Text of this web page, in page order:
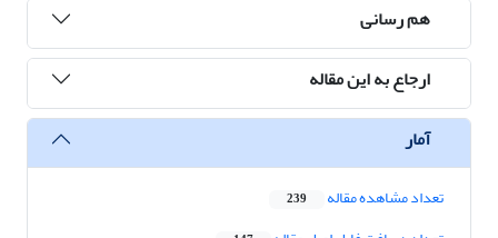
هم رسانی
ارجاع به این مقاله
آمار
تعداد مشاهده مقاله 239